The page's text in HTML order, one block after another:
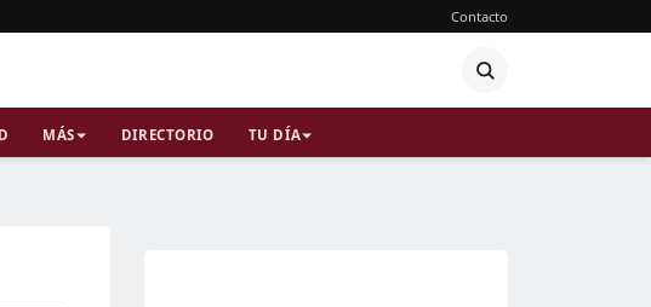
Contacto
MÁS DIRECTORIO TU DÍA